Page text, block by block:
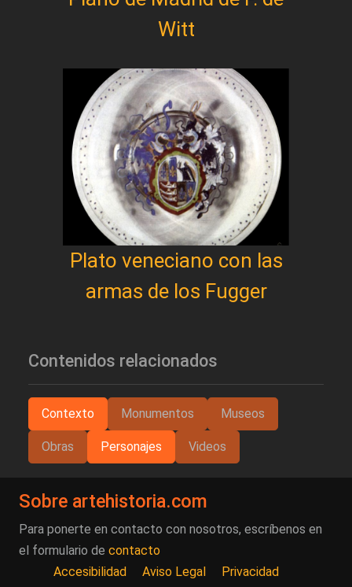
Witt
Plato veneciano con las
armas de los Fugger
Contenidos relacionados
Contexto Monumentos Museos
Obras Personajes Videos
Sobre artehistoria.com
Para ponerte en contacto con nosotros, escríbenos en
el formulario de contacto
Accesibilidad
Aviso Legal Privacidad